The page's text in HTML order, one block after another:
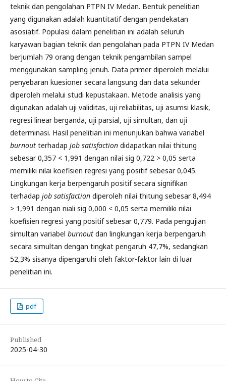
teknik dan pengolahan PTPN IV Medan. Bentuk penelitian
yang digunakan adalah kuantitatif dengan pendekatan
asosiatif. Populasi dalam penelitian ini adalah seluruh
karyawan bagian teknik dan pengolahan pada PTPN IV Medan
berjumlah 79 orang dengan teknik pengambilan sampel
menggunakan sampling jenuh. Data primer diperoleh melalui
penyebaran kuesioner secara langsung dan data sekunder
diperoleh melalui studi kepustakaan. Metode analisis yang
digunakan adalah uji validitas, uji reliabilitas, uji asumsi klasik,
regresi linear berganda, uji parsial, uji simultan, dan uji
determinasi. Hasil penelitian ini menunjukan bahwa variabel
burnout terhadap job satisfaction didapatkan nilai thitung
sebesar 0,357 < 1,991 dengan nilai sig 0,722 > 0,05 serta
memiliki nilai koefisien regresi yang positif sebesar 0,045.
Lingkungan kerja berpengaruh positif secara signifikan
terhadap job satisfaction diperoleh nilai thitung sebesar 8,494
> 1,991 dengan niali sig 0,000 < 0,05 serta memiliki nilai
koefisien regresi yang positif sebesar 0,779. Pada pengujian
simultan variabel burnout dan lingkungan kerja berpengaruh
secara simultan dengan tingkat pengaruh 47,7%, sedangkan
52,3% sisanya dipengaruhi oleh faktor-faktor lain di luar
penelitian ini.
pdf
Published
2025-04-30